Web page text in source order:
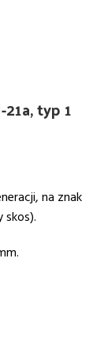
typ 1
na znak